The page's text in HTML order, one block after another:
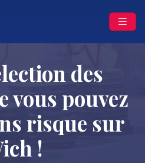
des
vous pouvez
risque sur
!